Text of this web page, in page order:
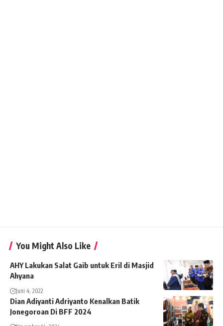
You Might Also Like
AHY Lakukan Salat Gaib untuk Eril di Masjid
Ahyana
Juni 4, 2022
Dian Adiyanti Adriyanto Kenalkan Batik
Jonegoroan Di BFF 2024